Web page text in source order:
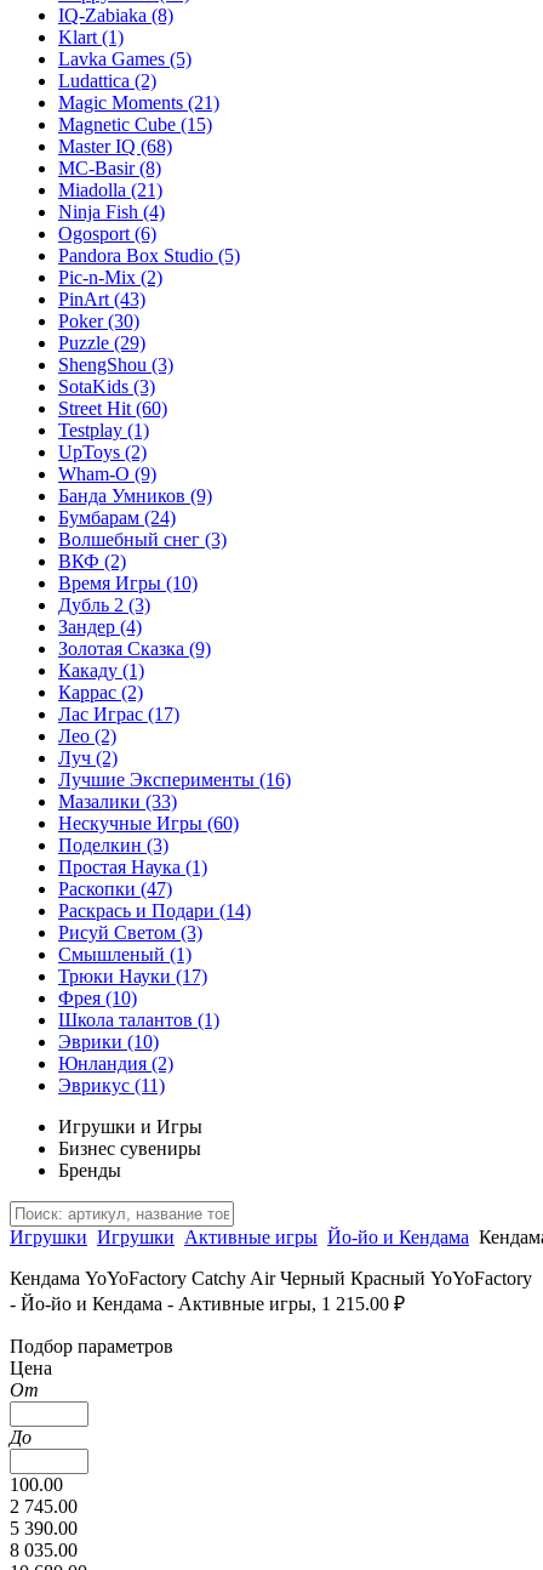
IQ-Zabiaka (8)
Klart (1)
Lavka Games (5)
Ludattica (2)
Magic Moments (21)
Magnetic Cube (15)
Master IQ (68)
MC-Basir(8)
Miadolla (21)
Ninja Fish (4)
Ogosport (6)
Pandora Box Studio (5)
Pic-n-Mix (2)
PinArt (43)
Poker(30)
Puzzle (29)
ShengShou (3)
SotaKids (3)
Street Hit (60)
Testplay (1)
UpToys (2)
Wham-O (9)
Банда Умников (9)
Бумбарам (24)
Волшебный снег (3)
ВКФ (2)
Время Игры (10)
Дубль 2 (3)
Зандер (4)
Золотая Сказка (9)
Какаду (1)
Каррас (2)
Лас Играс (17)
Лео (2)
Луч (2)
Лучшие Эксперименты (16)
Мазалики (33)
Нескучные Игры (60)
Поделкин (3)
Простая Наука (1)
Раскопки (47)
Раскрась и Подари (14)
Рисуй Светом (3)
Смышленый (1)
Трюки Науки (17)
Фрея (10)
Школа талантов (1)
Эврики (10)
Юнландия (2)
Эврикус (11)
Игрушки и Игры
Бизнес сувениры
Бренды
Игрушки Игрушки Активные игры Йо-йо и Кендама
Кендама YoYoFactory Catchy Air Черный Красный YoYoFactory
- Йо-йо и Кендама - Активные игры, 1 215.00 ₽
Подбор параметров
Цена
От
До
100.00
2 745.00
5 390.00
8 035.00